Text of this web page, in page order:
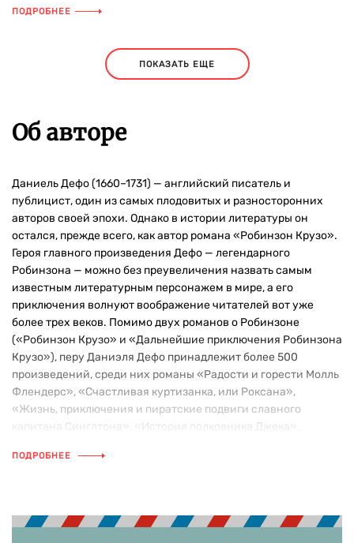
ПОДРОБНЕЕ
ПОКАЗАТЬ ЕЩЕ
Об авторе
Даниель Дефо (1660–1731) — английский писатель и
публицист, один из самых плодовитых и разносторонних
авторов своей эпохи. Однако в истории литературы он
остался, прежде всего, как автор романа «Робинзон Крузо».
Героя главного произведения Дефо — легендарного
Робинзона — можно без преувеличения назвать самым
известным литературным персонажем в мире, а его
приключения волнуют воображение читателей вот уже
более трех веков. Помимо двух романов о Робинзоне
(«Робинзон Крузо» и «Дальнейшие приключения Робинзона
Крузо»), перу Даниэля Дефо принадлежит более 500
произведений, среди них романы «Радости и горести Молль
Флендерс», «Счастливая куртизанка, или Роксана»,
«Жизнь, приключения и пиратские подвиги славного
капитана Синглтона», «История полковника Джека»,
ПОДРОБНЕЕ